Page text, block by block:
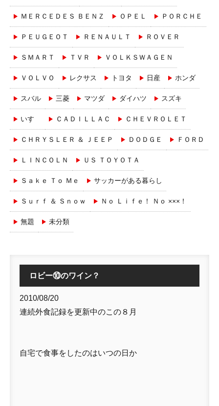
ＭＥＲＣＥＤＥＳ ＢＥＮＺ ＯＰＥＬ ＰＯＲＣＨＥ
ＰＥＵＧＥＯＴ ＲＥＮＡＵＬＴ ＲＯＶＥＲ
ＳＭＡＲＴ ＴＶＲ ＶＯＬＫＳＷＡＧＥＮ
ＶＯＬＶＯ レクサス トヨタ 日産 ホンダ
スバル 三菱 マツダ ダイハツ スズキ
いすゞ ＣＡＤＩＬＬＡＣ ＣＨＥＶＲＯＬＥＴ
ＣＨＲＹＳＬＥＲ ＆ ＪＥＥＰ ＤＯＤＧＥ ＦＯＲＤ
ＬＩＮＣＯＬＮ ＵＳ ＴＯＹＯＴＡ
Ｓａｋｅ Ｔｏ Ｍｅ サッカーがある暮らし
Ｓｕｒｆ ＆ Ｓｎｏｗ Ｎｏ Ｌｉｆｅ！ Ｎｏ ×××！
無題 未分類
ロビー⑩のワイン？
2010/08/20
連続外食記録を更新中のこの８月
自宅で食事をしたのはいつの日か